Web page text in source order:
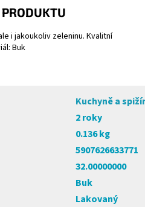
i jakoukoliv zeleninu. Kvalitní
Buk
Kuchyně a
2 roky
0.136 kg
5907626633771
32.00000000
Buk
Lakovaný